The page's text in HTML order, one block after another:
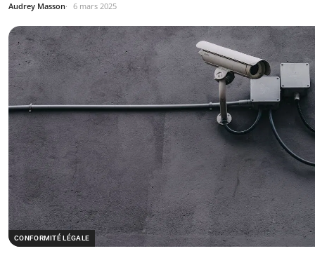
Audrey Masson 6 mars 2025
CONFORMITÉ LÉGALE